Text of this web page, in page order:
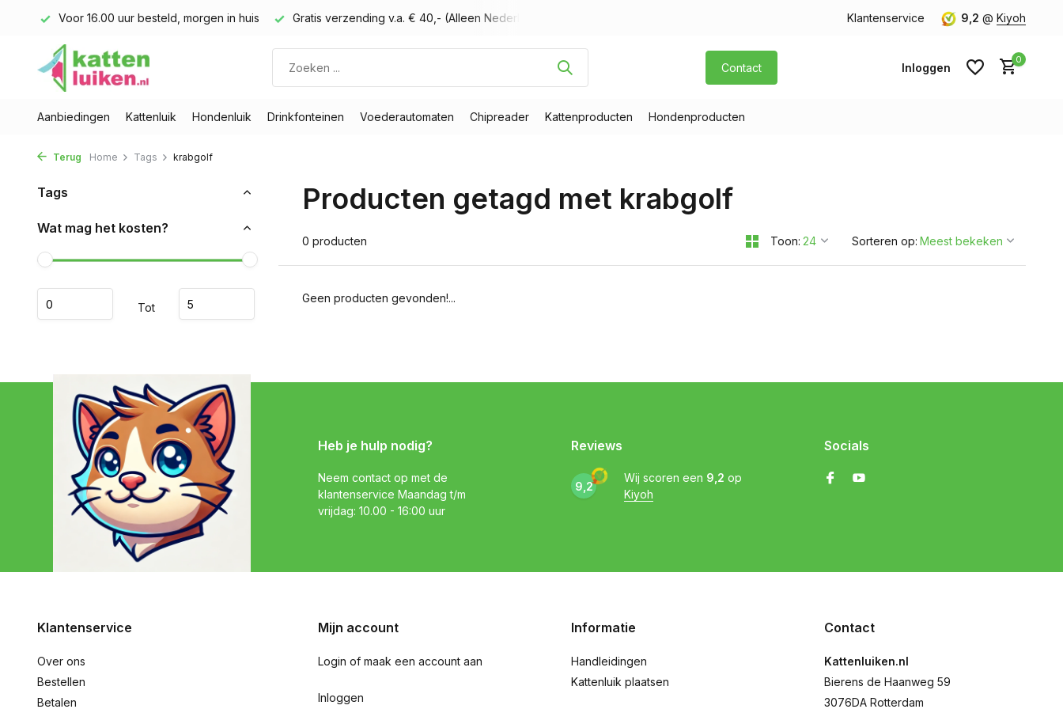
Voor 16.00 uur besteld, morgen in huis Gratis verzending v.a. € 40,- (Alleen Nederland) Gratis verzending v.a. € 40,- (Alleen Nederland)
Klantenservice 9,2 @ Kiyoh
Contact Inloggen
0
Aanbiedingen Kattenluik Hondenluik Drinkfonteinen Voederautomaten Chipreader Kattenproducten Hondenproducten
Terug Home Tags krabgolf
Tags
Wat mag het kosten?
Tot
Producten getagd met krabgolf
0 producten Toon: Sorteren op:
Geen producten gevonden!...
Heb je hulp nodig?
Neem contact op met de
klantenservice Maandag t/m
vrijdag: 10.00 - 16:00 uur
Reviews
9,2
Wij scoren een 9,2 op
Kiyoh
Socials
Klantenservice
Over ons
Bestellen
Betalen
Mijn account
Login of maak een account aan
Inloggen
Informatie
Handleidingen
Kattenluik plaatsen
Contact
Kattenluiken.nl
Bierens de Haanweg 59
3076DA Rotterdam